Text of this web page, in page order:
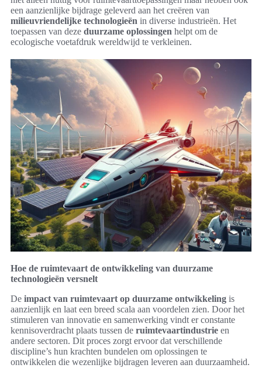
een aanzienlijke bijdrage geleverd aan het creëren van
milieuvriendelijke technologieën in diverse industrieën. Het
toepassen van deze duurzame oplossingen helpt om de
ecologische voetafdruk wereldwijd te verkleinen.
Hoe de ruimtevaart de ontwikkeling van duurzame
technologieën versnelt
De impact van ruimtevaart op duurzame ontwikkeling is
aanzienlijk en laat een breed scala aan voordelen zien. Door het
stimuleren van innovatie en samenwerking vindt er constante
kennisoverdracht plaats tussen de ruimtevaartindustrie en
andere sectoren. Dit proces zorgt ervoor dat verschillende
discipline’s hun krachten bundelen om oplossingen te
ontwikkelen die wezenlijke bijdragen leveren aan duurzaamheid.